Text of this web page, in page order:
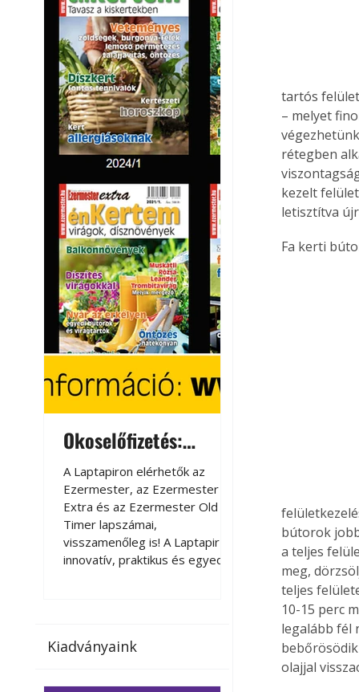
Okoselőfizetés:
Ezermester Extra
A Laptapiron elérhetők az
Ezermester, az Ezermester
Extra és az Ezermester Old
Timer lapszámai,
visszamenőleg is! A Laptapir új,
innovatív, praktikus és egyedi
az otthonában, útközben vagy
elérhetők lapszámaink. Bárhol,
Extra és az
Timer lapszámai,
visszamenőleg is! A
innovatív, praktikus
megoldás a
magazinok digitális
számítógépen,
vagy táblagépen.
az otthonában,
nyaralás, pihenés
Kiadványaink
tartós
– melyet
rétegben
kezelt
letisztítva
Fa kerti
bútorok
a teljes
meg,
teljes
10-15 perc
legalább fél
olajjal